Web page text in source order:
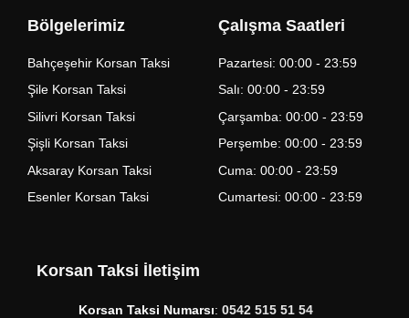
Bölgelerimiz
Bahçeşehir Korsan Taksi
Şile Korsan Taksi
Silivri Korsan Taksi
Şişli Korsan Taksi
Aksaray Korsan Taksi
Esenler Korsan Taksi
Çalışma Saatleri
Pazartesi: 00:00 - 23:59
Salı: 00:00 - 23:59
Çarşamba: 00:00 - 23:59
Perşembe: 00:00 - 23:59
Cuma: 00:00 - 23:59
Cumartesi: 00:00 - 23:59
Korsan Taksi İletişim
Korsan Taksi Numarsı: 0542 515 51 54